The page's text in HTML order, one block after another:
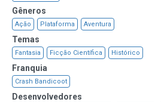
Gêneros
Ação Plataforma Aventura
Temas
Fantasia Ficção Científica Histórico
Franquia
Crash Bandicoot
Desenvolvedores